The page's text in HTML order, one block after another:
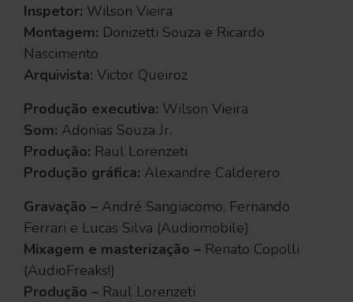
Inspetor: Wilson Vieira
Montagem: Donizetti Souza e Ricardo
Nascimento
Arquivista: Victor Queiroz
Produção executiva: Wilson Vieira
Som: Adonias Souza Jr.
Produção: Raul Lorenzeti
Produção gráfica: Alexandre Calderero
Gravação – André Sangiacomo, Fernando
Ferrari e Lucas Silva (Audiomobile)
Mixagem e masterização – Renato Copolli
(AudioFreaks!)
Produção – Raul Lorenzeti